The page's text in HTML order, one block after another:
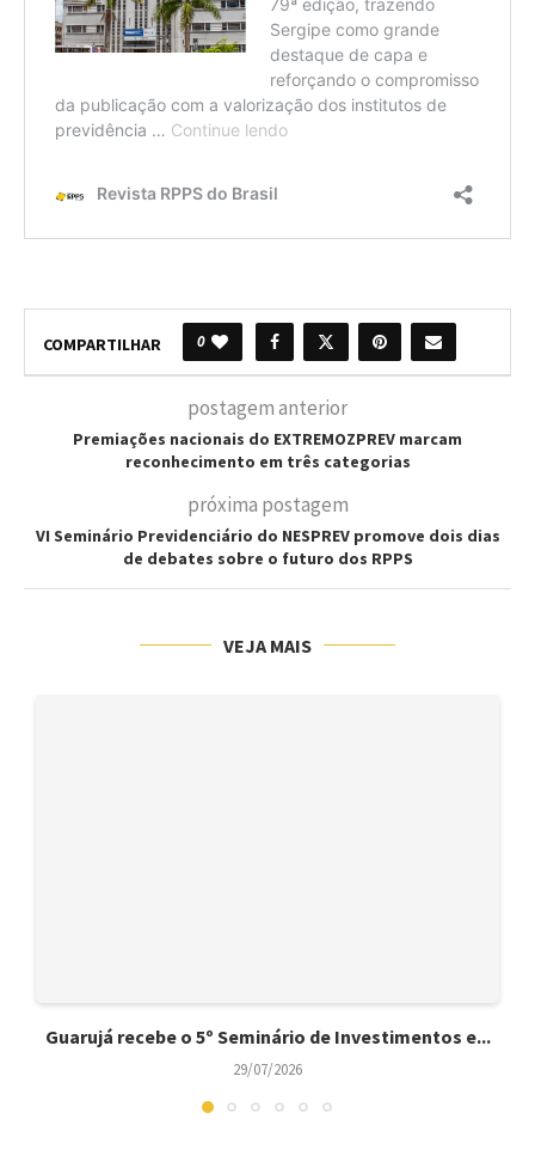
COMPARTILHAR 0
postagem anterior
Premiações nacionais do EXTREMOZPREV marcam
reconhecimento em três categorias
próxima postagem
VI Seminário Previdenciário do NESPREV promove dois dias
de debates sobre o futuro dos RPPS
VEJA MAIS
Guarujá recebe o 5º Seminário de Investimentos e...
29/07/2026